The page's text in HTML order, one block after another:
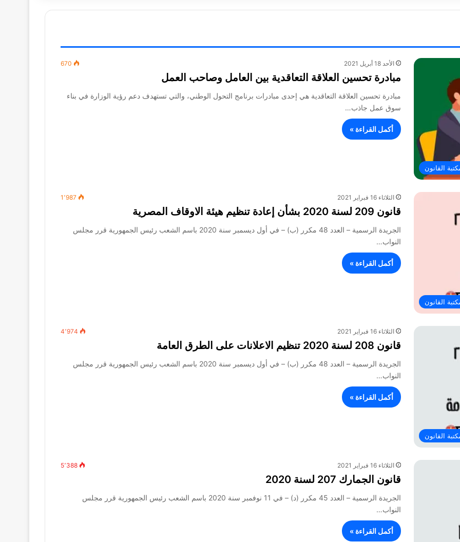
القانون
الأحد 18 أبريل 2021 670
مبادرة تحسين العلاقة التعاقدية بين العامل وصاحب العمل
مبادرة تحسين العلاقة التعاقدية هي إحدى مبادرات برنامج التحول الوطني، والتي تستهدف دعم رؤية الوزارة في بناء
سوق عمل جاذب…
أكمل القراءة »
القانون
الثلاثاء 16 فبراير 2021 1٬987
قانون 209 لسنة 2020 بشأن إعادة تنظيم هيئة الاوقاف المصرية
الجريدة الرسمية – العدد 48 مكرر (ب) – في أول ديسمبر سنة 2020 باسم الشعب رئيس الجمهورية قرر مجلس
النواب…
أكمل القراءة »
القانون
الثلاثاء 16 فبراير 2021 4٬974
قانون 208 لسنة 2020 تنظيم الاعلانات على الطرق العامة
الجريدة الرسمية – العدد 48 مكرر (ب) – في أول ديسمبر سنة 2020 باسم الشعب رئيس الجمهورية قرر مجلس
النواب…
أكمل القراءة »
الثلاثاء 16 فبراير 2021 5٬388
قانون الجمارك 207 لسنة 2020
الجريدة الرسمية – العدد 45 مكرر (د) – في 11 نوفمبر سنة 2020 باسم الشعب رئيس الجمهورية قرر مجلس
النواب…
أكمل القراءة »